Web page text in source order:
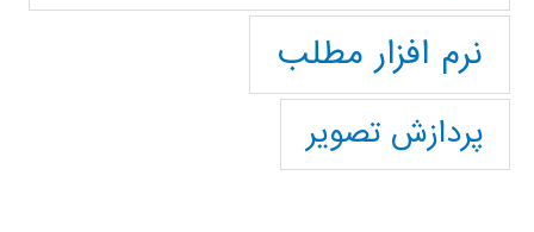
نرم افزار مطلب
پردازش تصویر